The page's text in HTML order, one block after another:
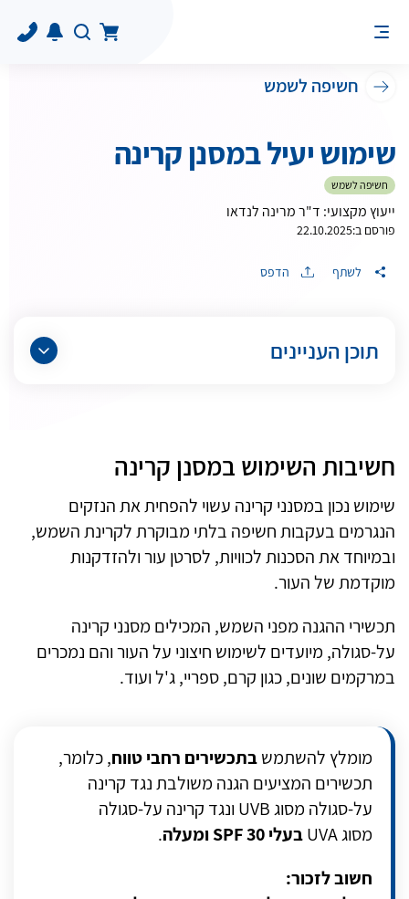
חשיפה לשמש
שימוש יעיל במסנן קרינה
חשיפה לשמש
ייעוץ מקצועי: ד"ר מרינה לנדאו
פורסם ב:22.10.2025
תוכן העניינים
חשיבות השימוש במסנן קרינה
שימוש נכון במסנני קרינה עשוי להפחית את הנזקים
הנגרמים בעקבות חשיפה בלתי מבוקרת לקרינת השמש,
ובמיוחד את הסכנות לכוויות, לסרטן עור ולהזדקנות
מוקדמת של העור.
תכשירי ההגנה מפני השמש, המכילים מסנני קרינה
על-סגולה, מיועדים לשימוש חיצוני על העור והם נמכרים
במרקמים שונים, כגון קרם, ספריי, ג'ל ועוד.
מומלץ להשתמשבתכשירים רחבי טווח, כלומר,
תכשירים המציעים הגנה משולבת נגד קרינה
על-סגולה מסוגUVBונגד קרינה על-סגולה
מסוגUVAבעלי 30 SPFומעלה.
חשוב לזכור: